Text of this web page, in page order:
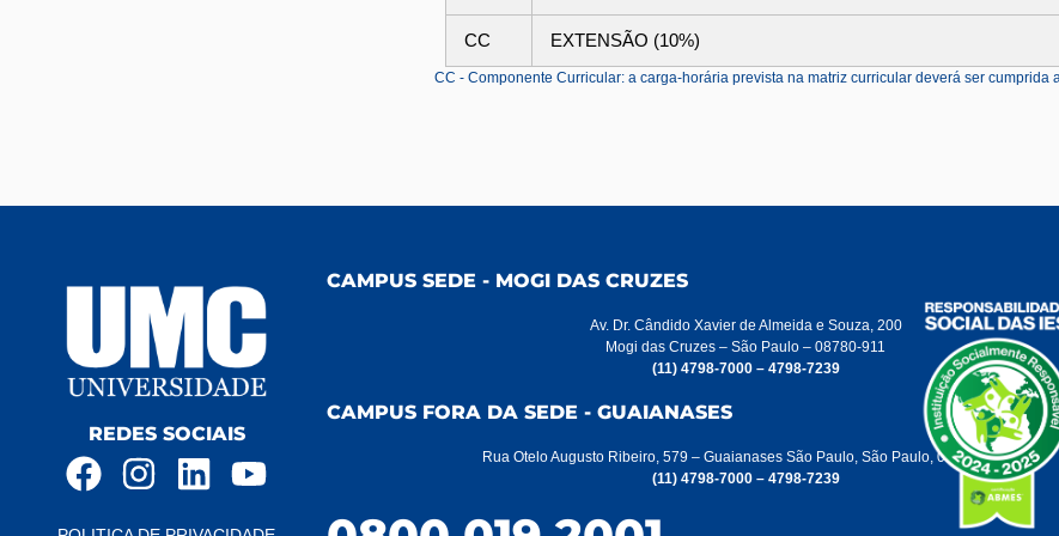
CC EXTENSÃO (10%)
CC - Componente Curricular: a carga-horária prevista na matriz curricular deverá ser cumprida
REDES SOCIAIS
CAMPUS SEDE - MOGI DAS CRUZES
Av. Dr. Cândido Xavier de Almeida e Souza, 200
Mogi das Cruzes – São Paulo – 08780-911
(11) 4798-7000 – 4798-7239
CAMPUS FORA DA SEDE - GUAIANASES
Rua Otelo Augusto Ribeiro, 579 – Guaianases São Paulo, São Paulo, 08412-000
(11) 4798-7000 – 4798-7239